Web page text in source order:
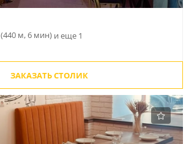
(440 м, 6 мин) и еще 1
ЗАКАЗАТЬ СТОЛИК